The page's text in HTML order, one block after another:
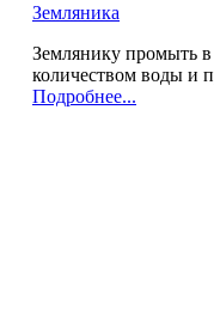
Земляника
Землянику промыть
количеством воды и
Подробнее...